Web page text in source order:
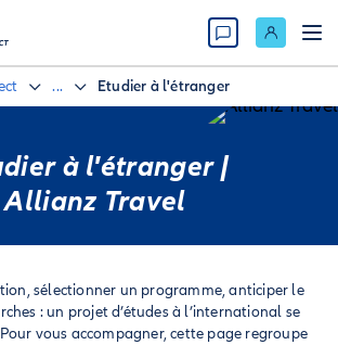
... Etudier à l'étranger
à l'étranger |
Allianz Travel
sélectionner un programme, anticiper le
: un projet d’études à l’international se
vous accompagner, cette page regroupe